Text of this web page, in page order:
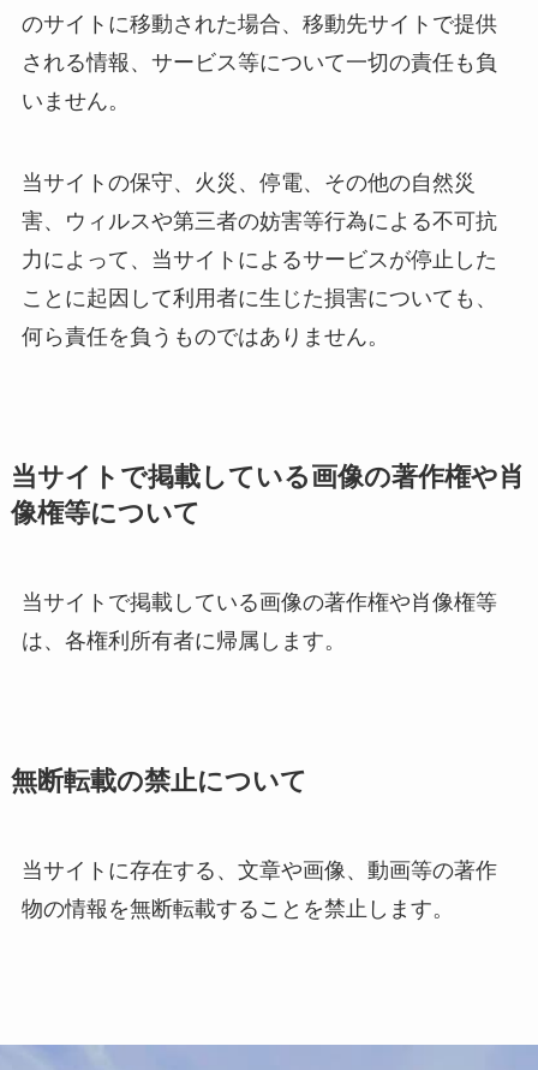
のサイトに移動された場合、移動先サイトで提供
される情報、サービス等について一切の責任も負
いません。
当サイトの保守、火災、停電、その他の自然災
害、ウィルスや第三者の妨害等行為による不可抗
力によって、当サイトによるサービスが停止した
ことに起因して利用者に生じた損害についても、
何ら責任を負うものではありません。
当サイトで掲載している画像の著作権や肖
像権等について
当サイトで掲載している画像の著作権や肖像権等
は、各権利所有者に帰属します。
無断転載の禁止について
当サイトに存在する、文章や画像、動画等の著作
物の情報を無断転載することを禁止します。